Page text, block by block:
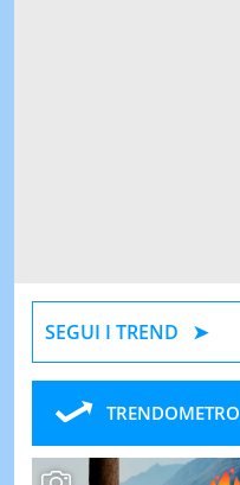
SEGUI I TREND
TRENDOMETRO